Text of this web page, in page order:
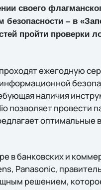
своего
безопасности – в
пройти проверки
ежегодную
наличия
позволяет провести
в банковских и
Panasonic,
решением,